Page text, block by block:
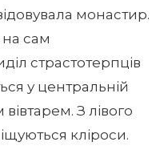
монастир.
на сам
страстотерпців
у центральній
З лівого
кліроси.